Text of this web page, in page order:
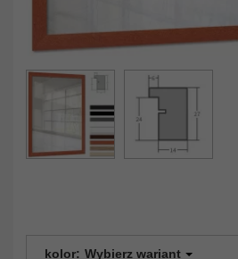
kolor: Wybierz wariant